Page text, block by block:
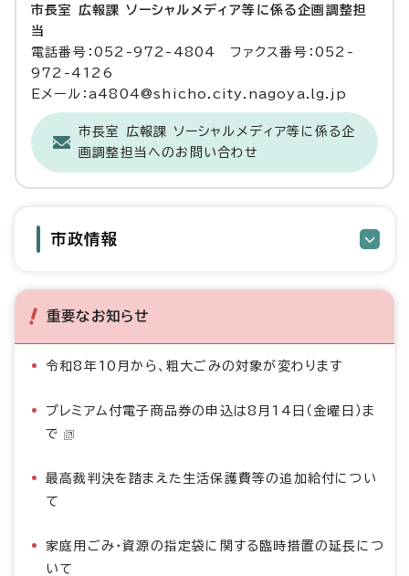
市長室 広報課 ソーシャルメディア等に係る企画調整担
当
電話番号：052-972-4804 ファクス番号：052-
972-4126
Eメール：a4804@shicho.city.nagoya.lg.jp
市長室 広報課 ソーシャルメディア等に係る企
画調整担当へのお問い合わせ
市政情報
重要なお知らせ
令和8年10月から、粗大ごみの対象が変わります
プレミアム付電子商品券の申込は8月14日（金曜日）ま
で
最高裁判決を踏まえた生活保護費等の追加給付につい
て
家庭用ごみ・資源の指定袋に関する臨時措置の延長につ
いて